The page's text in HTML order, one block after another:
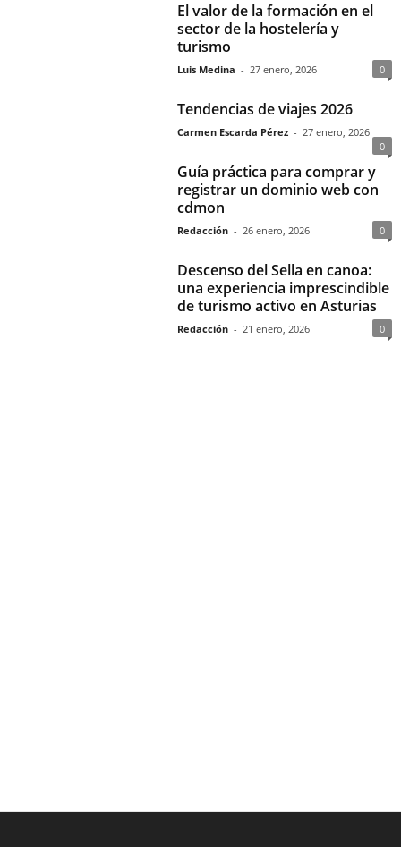
El valor de la formación en el
sector de la hostelería y
turismo
Luis Medina - 27 enero, 2026 0
Tendencias de viajes 2026
Carmen Escarda Pérez - 27 enero, 2026
0
Guía práctica para comprar y
registrar un dominio web con
cdmon
Redacción - 26 enero, 2026 0
Descenso del Sella en canoa:
una experiencia imprescindible
de turismo activo en Asturias
Redacción - 21 enero, 2026 0